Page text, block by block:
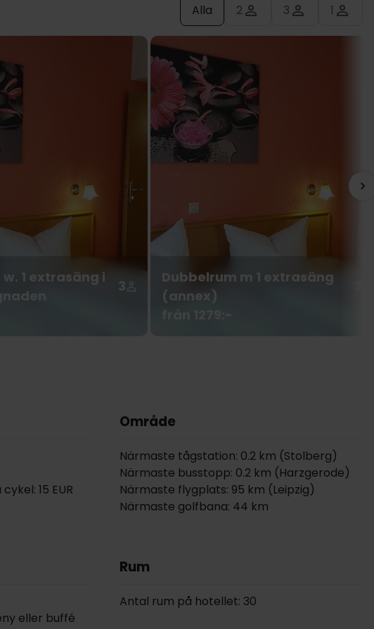
Alla 2 3 1
1 extrasäng i
3
Dubbelrum m 1 extrasäng
(annex)
15 EUR
Område
Närmaste tågstation: 0.2 km (Stolberg)
Närmaste busstopp: 0.2 km (Harzgerode)
Närmaste flygplats: 95 km (Leipzig)
Närmaste golfbana: 44 km
eller buffé
Rum
Antal rum på hotellet: 30